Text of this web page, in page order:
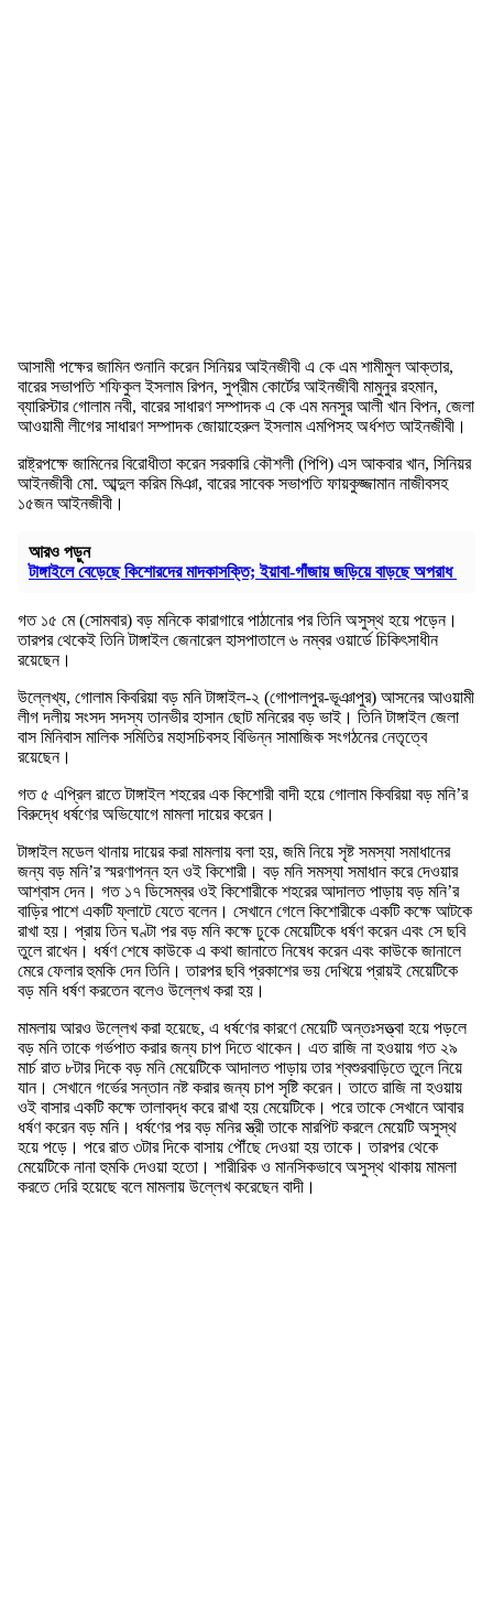
আসামী পক্ষের জামিন শুনানি করেন সিনিয়র আইনজীবী এ কে এম শামীমুল আক্তার,
বারের সভাপতি শফিকুল ইসলাম রিপন, সুপ্রীম কোর্টের আইনজীবী মামুনুর রহমান,
ব্যারিস্টার গোলাম নবী, বারের সাধারণ সম্পাদক এ কে এম মনসুর আলী খান বিপন, জেলা
আওয়ামী লীগের সাধারণ সম্পাদক জোয়াহেরুল ইসলাম এমপিসহ অর্ধশত আইনজীবী।
রাষ্ট্রপক্ষে জামিনের বিরোধীতা করেন সরকারি কৌশলী (পিপি) এস আকবার খান, সিনিয়র
আইনজীবী মো. আব্দুল করিম মিঞা, বারের সাবেক সভাপতি ফায়কুজ্জামান নাজীবসহ
১৫জন আইনজীবী।
আরও পড়ুন
টাঙ্গাইলে বেড়েছে কিশোরদের মাদকাসক্তি; ইয়াবা-গাঁজায় জড়িয়ে বাড়ছে অপরাধ
গত ১৫ মে (সোমবার) বড় মনিকে কারাগারে পাঠানোর পর তিনি অসুস্থ হয়ে পড়েন।
তারপর থেকেই তিনি টাঙ্গাইল জেনারেল হাসপাতালে ৬ নম্বর ওয়ার্ডে চিকিৎসাধীন
রয়েছেন।
উল্লেখ্য, গোলাম কিবরিয়া বড় মনি টাঙ্গাইল-২ (গোপালপুর-ভূঞাপুর) আসনের আওয়ামী
লীগ দলীয় সংসদ সদস্য তানভীর হাসান ছোট মনিরের বড় ভাই। তিনি টাঙ্গাইল জেলা
বাস মিনিবাস মালিক সমিতির মহাসচিবসহ বিভিন্ন সামাজিক সংগঠনের নেতৃত্বে
রয়েছেন।
গত ৫ এপ্রিল রাতে টাঙ্গাইল শহরের এক কিশোরী বাদী হয়ে গোলাম কিবরিয়া বড় মনি’র
বিরুদ্ধে ধর্ষণের অভিযোগে মামলা দায়ের করেন।
টাঙ্গাইল মডেল থানায় দায়ের করা মামলায় বলা হয়, জমি নিয়ে সৃষ্ট সমস্যা সমাধানের
জন্য বড় মনি’র স্মরণাপন্ন হন ওই কিশোরী। বড় মনি সমস্যা সমাধান করে দেওয়ার
আশ্বাস দেন। গত ১৭ ডিসেম্বর ওই কিশোরীকে শহরের আদালত পাড়ায় বড় মনি’র
বাড়ির পাশে একটি ফ্লাটে যেতে বলেন। সেখানে গেলে কিশোরীকে একটি কক্ষে আটকে
রাখা হয়। প্রায় তিন ঘণ্টা পর বড় মনি কক্ষে ঢুকে মেয়েটিকে ধর্ষণ করেন এবং সে ছবি
তুলে রাখেন। ধর্ষণ শেষে কাউকে এ কথা জানাতে নিষেধ করেন এবং কাউকে জানালে
মেরে ফেলার হুমকি দেন তিনি। তারপর ছবি প্রকাশের ভয় দেখিয়ে প্রায়ই মেয়েটিকে
বড় মনি ধর্ষণ করতেন বলেও উল্লেখ করা হয়।
মামলায় আরও উল্লেখ করা হয়েছে, এ ধর্ষণের কারণে মেয়েটি অন্তঃসত্ত্বা হয়ে পড়লে
বড় মনি তাকে গর্ভপাত করার জন্য চাপ দিতে থাকেন। এত রাজি না হওয়ায় গত ২৯
মার্চ রাত ৮টার দিকে বড় মনি মেয়েটিকে আদালত পাড়ায় তার শ্বশুরবাড়িতে তুলে নিয়ে
যান। সেখানে গর্ভের সন্তান নষ্ট করার জন্য চাপ সৃষ্টি করেন। তাতে রাজি না হওয়ায়
ওই বাসার একটি কক্ষে তালাবদ্ধ করে রাখা হয় মেয়েটিকে। পরে তাকে সেখানে আবার
ধর্ষণ করেন বড় মনি। ধর্ষণের পর বড় মনির স্ত্রী তাকে মারপিট করলে মেয়েটি অসুস্থ
হয়ে পড়ে। পরে রাত ৩টার দিকে বাসায় পৌঁছে দেওয়া হয় তাকে। তারপর থেকে
মেয়েটিকে নানা হুমকি দেওয়া হতো। শারীরিক ও মানসিকভাবে অসুস্থ থাকায় মামলা
করতে দেরি হয়েছে বলে মামলায় উল্লেখ করেছেন বাদী।